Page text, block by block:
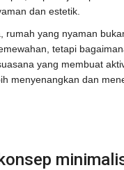
dan estetik.
rumah yang nyaman
tetapi
yang membuat
menyenangkan dan